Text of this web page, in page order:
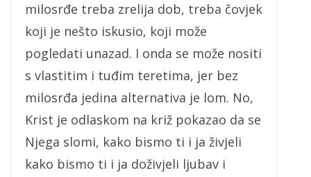
milosrđe treba zrelija dob, treba čovjek
koji je nešto iskusio, koji može
pogledati unazad. I onda se može nositi
s vlastitim i tuđim teretima, jer bez
milosrđa jedina alternativa je lom. No,
Krist je odlaskom na križ pokazao da se
Njega slomi, kako bismo ti i ja živjeli
kako bismo ti i ja doživjeli ljubav i